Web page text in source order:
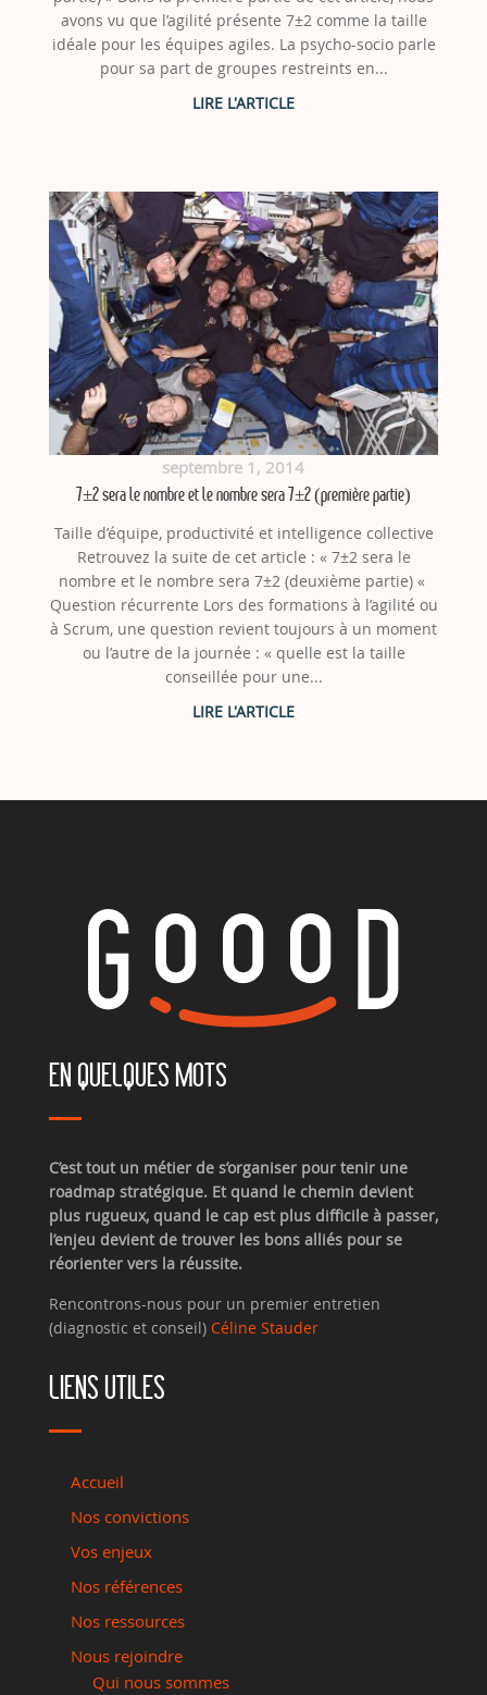
avons vu que l’agilité présente 7±2 comme la taille
idéale pour les équipes agiles. La psycho-socio parle
pour sa part de groupes restreints en...
septembre 1, 2014
7±2 sera le nombre et le nombre sera 7±2 (première partie)
Taille d’équipe, productivité et intelligence collective
Retrouvez la suite de cet article : « 7±2 sera le
nombre et le nombre sera 7±2 (deuxième partie) «
Question récurrente Lors des formations à l’agilité ou
à Scrum, une question revient toujours à un moment
ou l’autre de la journée : « quelle est la taille
conseillée pour une...
EN QUELQUES MOTS
C’est tout un métier de s’organiser pour tenir une
roadmap stratégique. Et quand le chemin devient
plus rugueux, quand le cap est plus difficile à passer,
l’enjeu devient de trouver les bons alliés pour se
réorienter vers la réussite.
Rencontrons-nous pour un premier entretien
(diagnostic et conseil) Céline Stauder
LIENS UTILES
Accueil
Nos convictions
Vos enjeux
Nos références
Nos ressources
Nous rejoindre
Qui nous sommes